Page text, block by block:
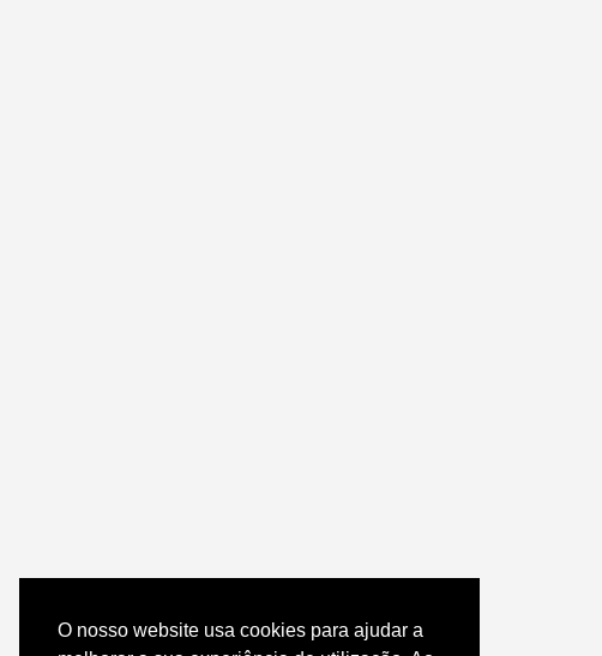
O nosso website usa cookies para ajudar a